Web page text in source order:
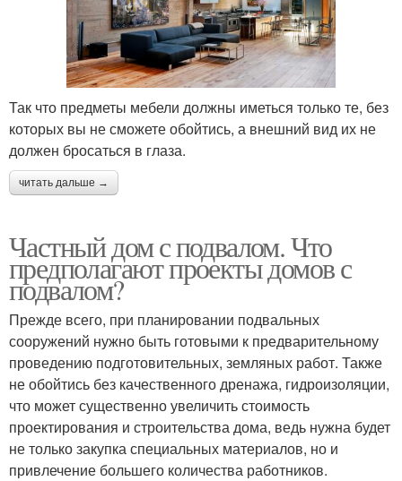
Так что предметы мебели должны иметься только те, без
которых вы не сможете обойтись, а внешний вид их не
должен бросаться в глаза.
читать дальше →
Частный дом с подвалом. Что
предполагают проекты домов с
подвалом?
Прежде всего, при планировании подвальных
сооружений нужно быть готовыми к предварительному
проведению подготовительных, земляных работ. Также
не обойтись без качественного дренажа, гидроизоляции,
что может существенно увеличить стоимость
проектирования и строительства дома, ведь нужна будет
не только закупка специальных материалов, но и
привлечение большего количества работников.